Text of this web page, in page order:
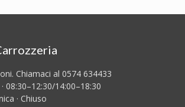
Chiamaci al 0574 634433
08:30–12:30/14:00–18:30
· Chiuso